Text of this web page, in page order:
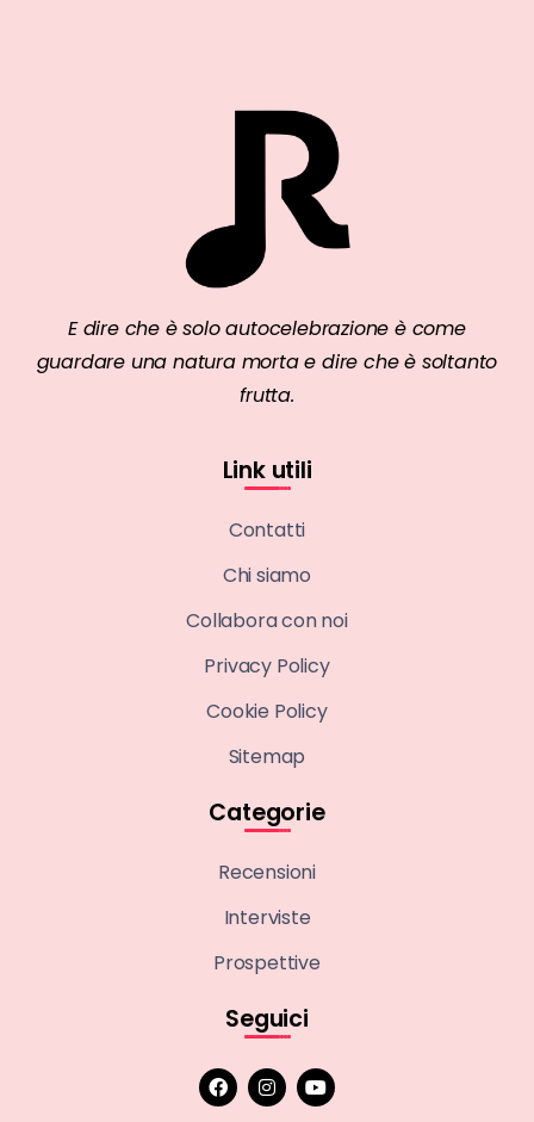
E dire che è solo autocelebrazione è come
guardare una natura morta e dire che è soltanto
frutta.
Link utili
Contatti
Chi siamo
Collabora con noi
Privacy Policy
Cookie Policy
Sitemap
Categorie
Recensioni
Interviste
Prospettive
Seguici